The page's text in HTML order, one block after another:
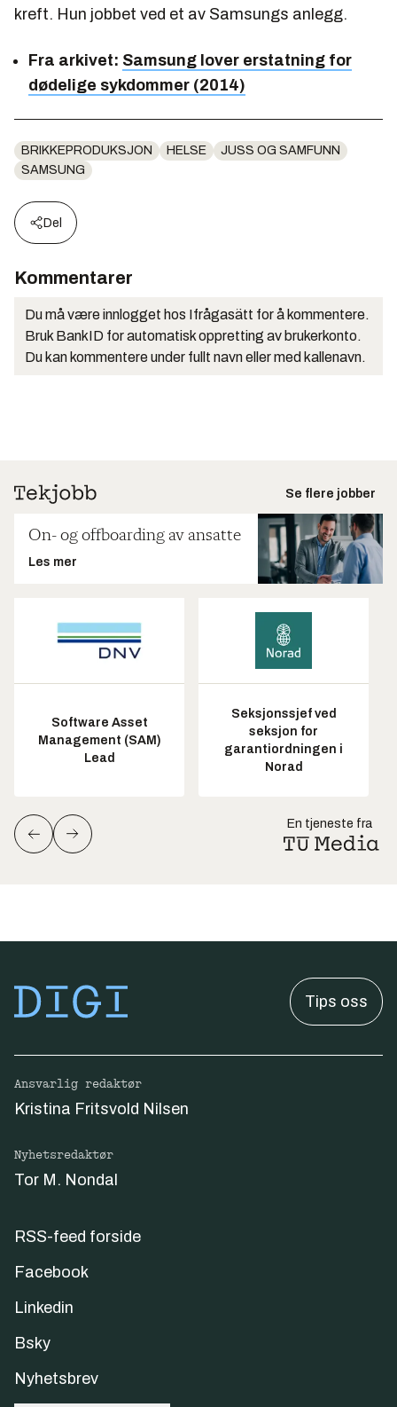
kreft. Hun jobbet ved et av Samsungs anlegg.
Fra arkivet: Samsung lover erstatning for
dødelige sykdommer (2014)
BRIKKEPRODUKSJON HELSE
JUSS OG SAMFUNN
SAMSUNG
Del
Kommentarer
Du må være innlogget hos Ifrågasätt for å kommentere.
Bruk BankID for automatisk oppretting av brukerkonto.
Du kan kommentere under fullt navn eller med kallenavn.
Se flere jobber
On- og offboarding av ansatte
Les mer
Software Asset
Management (SAM)
Lead
Seksjonssjef ved
seksjon for
garantiordningen i
Norad
En tjeneste fra
Tips oss
Ansvarlig redaktør
Kristina Fritsvold Nilsen
Nyhetsredaktør
Tor M. Nondal
RSS-feed forside
Facebook
Linkedin
Bsky
Nyhetsbrev